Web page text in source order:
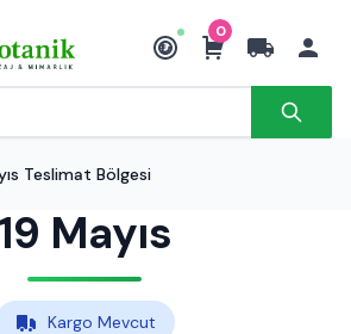
₺
0
Teslimat Bölgesi
19 Mayıs
Kargo Mevcut